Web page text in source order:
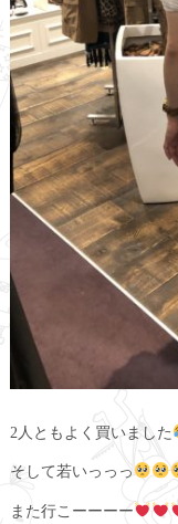
2人ともよく買いました
そして若いっっっ
また行こーーーー